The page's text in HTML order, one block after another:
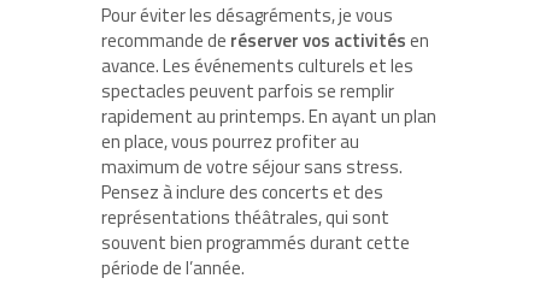
Pour éviter les désagréments, je vous
recommande de réserver vos activitésen
avance. Les événements culturels et les
spectacles peuvent parfois se remplir
rapidement au printemps. En ayant un plan
en place, vous pourrez profiter au
maximum de votre séjour sans stress.
Pensez à inclure des concerts et des
représentations théâtrales, qui sont
souvent bien programmés durant cette
période de l’année.